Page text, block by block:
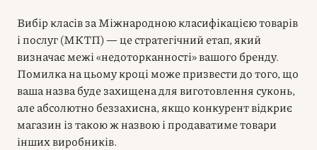
Вибір класів за Міжнародною класифікацією товарів
і послуг (МКТП) — це стратегічний етап, який
визначає межі «недоторканності» вашого бренду.
Помилка на цьому кроці може призвести до того, що
ваша назва буде захищена для виготовлення суконь,
але абсолютно беззахисна, якщо конкурент відкриє
магазин із такою ж назвою і продаватиме товари
інших виробників.